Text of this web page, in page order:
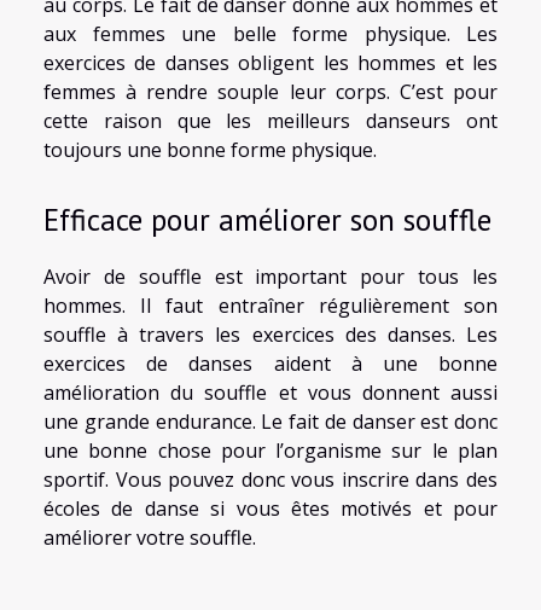
aux femmes une belle forme physique. Les
exercices de danses obligent les hommes et les
femmes à rendre souple leur corps. C’est pour
cette raison que les meilleurs danseurs ont
toujours une bonne forme physique.
Efficace pour améliorer son souffle
Avoir de souffle est important pour tous les
hommes. Il faut entraîner régulièrement son
souffle à travers les exercices des danses. Les
exercices de danses aident à une bonne
amélioration du souffle et vous donnent aussi
une grande endurance. Le fait de danser est donc
une bonne chose pour l’organisme sur le plan
sportif. Vous pouvez donc vous inscrire dans des
écoles de danse si vous êtes motivés et pour
améliorer votre souffle.